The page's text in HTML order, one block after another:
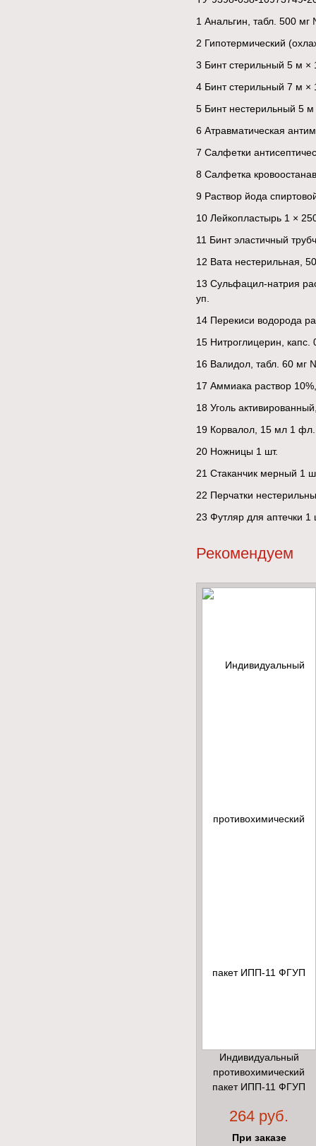
1 Анальгин, табл. 500
2 Гипотермический
3 Бинт стерильный 5 м
4 Бинт стерильный 7 м ×
5 Бинт нестерильный 5
6 Атравматическая
7 Салфетки
8 Салфетка
9 Раствор йода
10 Лейкопластырь 1 ×
11 Бинт эластичный
12 Вата нестерильная,
13 Сульфацил-натрия
уп.
14 Перекиси водорода
15 Нитроглицерин,
16 Валидол, табл. 60
17 Аммиака раствор
18 Уголь
19 Корвалол, 15 мл 1 фл.
20 Ножницы 1 шт.
21 Стаканчик мерный 1
22 Перчатки
23 Футляр для аптечки 1
Рекомендуем
Индивидуальный
противохимический
пакет ИПП-11 ФГУП
264 руб.
При заказе